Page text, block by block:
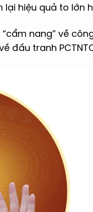
hiệu quả to lớn
nang” về
đấu tranh